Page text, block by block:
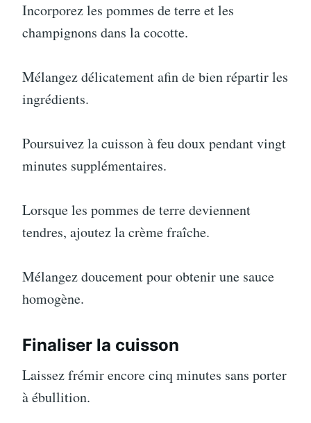
Incorporez les pommes de terre et les
champignons dans la cocotte.
Mélangez délicatement afin de bien répartir les
ingrédients.
Poursuivez la cuisson à feu doux pendant vingt
minutes supplémentaires.
Lorsque les pommes de terre deviennent
tendres, ajoutez la crème fraîche.
Mélangez doucement pour obtenir une sauce
homogène.
Finaliser la cuisson
Laissez frémir encore cinq minutes sans porter
à ébullition.